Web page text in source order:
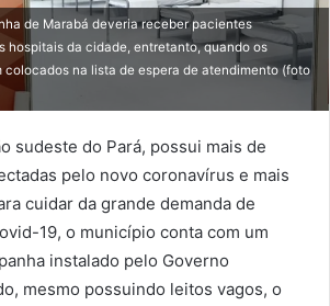
de Marabá deveria receber pacientes
hospitais da cidade, entretanto, quando os
colocados na lista de espera de atendimento (foto
sudeste do Pará, possui mais de
pelo novo coronavírus e mais
cuidar da grande demanda de
19, o município conta com um
instalado pelo Governo
mesmo possuindo leitos vagos, o